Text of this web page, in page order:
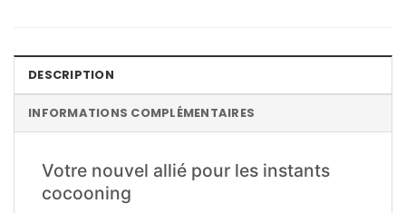
DESCRIPTION
INFORMATIONS COMPLÉMENTAIRES
Votre nouvel allié pour les instants
cocooning